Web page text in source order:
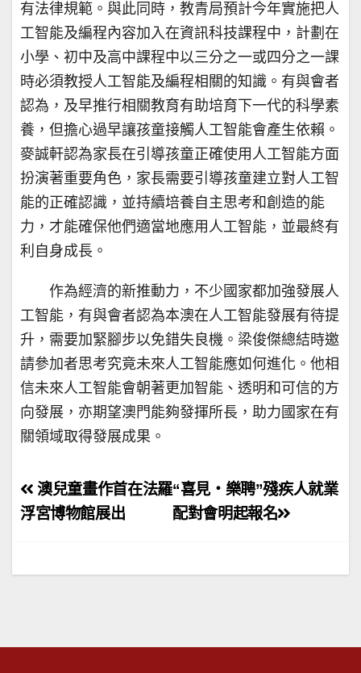
有法律規範。與此同時，教青局預計今年實施把人
工智能及編程內容加入在資訊科技課程中，計劃在
小學、初中及高中課程中以三分之一或四分之一課
時必須教授人工智能及編程相關的知識。有與會者
認為，及早推行相關教育有助培育下一代的科學素
養，但擔心過早讓孩童接觸人工智能會產生依賴。
麥誠軒認為家長在引導孩童正確使用人工智能方面
扮演著重要角色，家長需要引導孩童建立對人工智
能的正確認識，並持續培養自主思考和創造的能
力，才能確保他們適當地應用人工智能，並最終有
利自身成長。
作為經濟的新推動力，不少國家都加強發展人
工智能，有與會者認為本澳在人工智能發展有待提
升，需要加緊腳步以免錯失良機。梁俊傑總結時邀
請參加者思考究竟未來人工智能應如何進化。他相
信未來人工智能會朝著更加智能、透明和可信的方
向發展，亦期望澳門能夠發揮所長，助力國家在有
關領域取得發展成果。
文
章
覽
“喜見・樂聘”殘疾人就業
配對會明起報名
澳兒童畫作首在法羅
浮宮博物館展出